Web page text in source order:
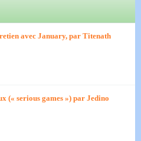
avec January, par Titenath
(« serious games ») par Jedino